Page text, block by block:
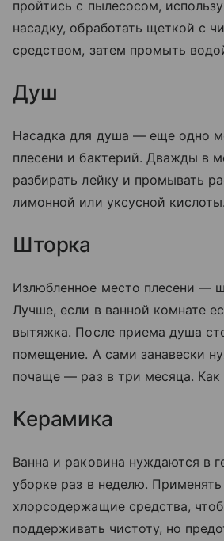
пройтись с пылесосом,
насадку, обработать щеткой с
средством, затем промыть
Душ
Насадка для душа — еще одно
плесени и бактерий. Дважды в
разбирать лейку и промывать
лимонной или уксусной кислоты.
Шторка
Излюбленное место плесени —
Лучше, если в ванной комнате
вытяжка. После приема душа
помещение. А сами занавески
почаще — раз в три месяца.
Керамика
Ванна и раковина нуждаются в
уборке раз в неделю. Применять
хлорсодержащие средства,
поддерживать чистоту, но